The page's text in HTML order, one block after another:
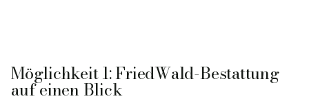
Möglichkeit 1: FriedWald-Bestattung
auf einen Blick